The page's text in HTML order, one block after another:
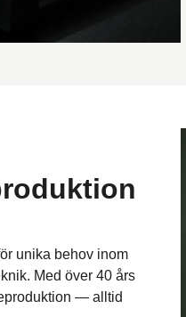
unika behov inom
Med över 40 års
— alltid